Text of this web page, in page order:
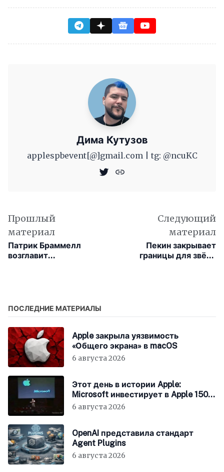
Дима Кутузов
applespbevent[@]gmail.com | tg: @ncuKC
Прошлый
материал
Патрик Браммелл
возглавит
Следующий
материал
Пекин закрывает
границы для звёзд
ПОСЛЕДНИЕ МАТЕРИАЛЫ
Apple закрыла уязвимость
«Общего экрана» в macOS
6 августа 2026
Этот день в истории Apple:
Microsoft инвестирует в Apple 150
миллионов долларов
6 августа 2026
OpenAI представила стандарт
Agent Plugins
6 августа 2026